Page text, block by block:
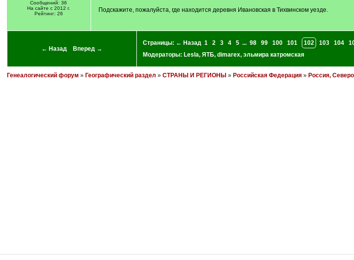
Сообщений: 36
На сайте с 2012 г.
Рейтинг: 26
Подскажите, пожалуйста, где находится деревня Ивановская в Тихвинском уезде.
← Назад Вперед →
Страницы: ← Назад 1 2 3 4 5 ... 98 99 100 101 102 103 104
Модераторы: Lesla, ЯТБ, dimarex, эльмира катромская
Генеалогический форум » Географический раздел » СТРАНЫ И РЕГИОНЫ » Российская Федерация» Россия,